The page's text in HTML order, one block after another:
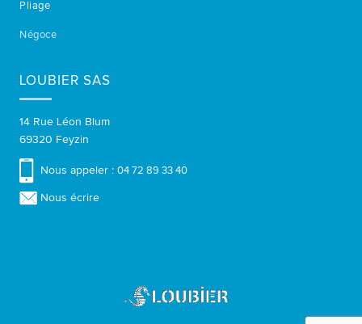
Pliage
Négoce
LOUBIER SAS
14 Rue Léon Blum
69320 Feyzin
Nous appeler : 04 72 89 33 40
Nous écrire